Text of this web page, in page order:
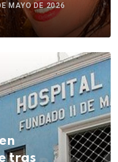
MAYO DE 2026
tras